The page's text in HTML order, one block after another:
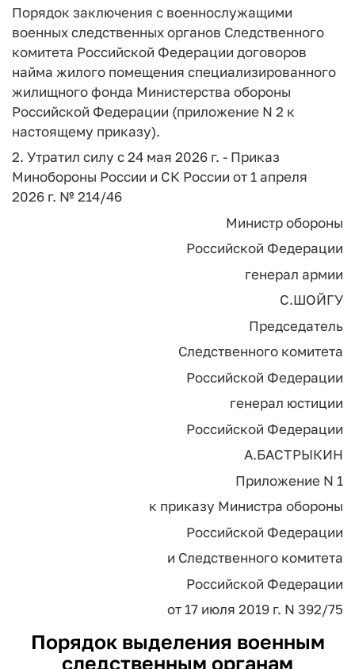
Порядок заключения с военнослужащими
военных следственных органов Следственного
комитета Российской Федерации договоров
найма жилого помещения специализированного
жилищного фонда Министерства обороны
Российской Федерации (приложение N 2 к
настоящему приказу).
2. Утратил силу с 24 мая 2026 г. - Приказ
Минобороны России и СК России от 1 апреля
2026 г. № 214/46
Министр обороны
Российской Федерации
генерал армии
С.ШОЙГУ
Председатель
Следственного комитета
Российской Федерации
генерал юстиции
Российской Федерации
А.БАСТРЫКИН
Приложение N 1
к приказу Министра обороны
Российской Федерации
и Следственного комитета
Российской Федерации
от 17 июля 2019 г. N 392/75
Порядок выделения военным
следственным органам